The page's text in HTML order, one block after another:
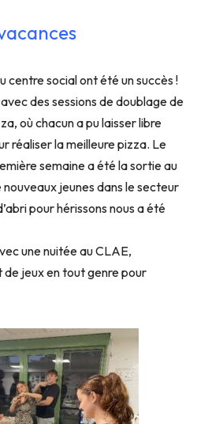
centre social ont été un succès !
des sessions de doublage de
où chacun a pu laisser libre
réaliser la meilleure pizza. Le
semaine a été la sortie au
jeunes dans le secteur
pour hérissons nous a été
une nuitée au CLAE,
jeux en tout genre pour